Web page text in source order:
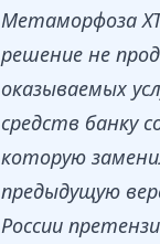
Метаморфоза
решение не
оказываемых
средств банку
которую
предыдущую
России